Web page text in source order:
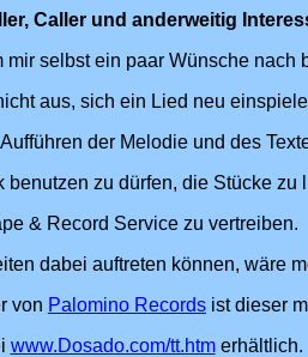
Caller und anderweitig
mir selbst ein paar Wünsche
aus, sich ein Lied neu
der Melodie und des
zu dürfen, die Stücke
& Record Service zu vertreiben.
dabei auftreten können, wäre
von Palomino Records ist dieser
www.Dosado.com/tt.htmerhältlich.